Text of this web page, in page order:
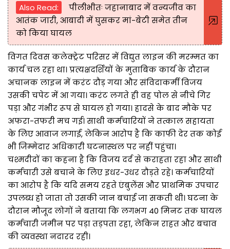
Also Read:
पीलीभीतः जहानाबाद में वन्यजीव का
आतंक जारी, आबादी में घुसकर मां-बेटी समेत तीन
को किया घायल
विगत दिवस कलेक्ट्रेट परिसर में विद्युत लाइन की मरम्मत का
कार्य चल रहा था। प्रत्यक्षदर्शियों के मुताबिक कार्य के दौरान
अचानक लाइन में करंट दौड़ गया और संविदाकर्मी विजय
उसकी चपेट में आ गया। करंट लगते ही वह पोल से नीचे गिर
पड़ा और गंभीर रूप से घायल हो गया। हादसे के बाद मौके पर
अफरा-तफरी मच गई। साथी कर्मचारियों ने तत्काल सहायता
के लिए आवाज लगाई, लेकिन आरोप है कि काफी देर तक कोई
भी जिम्मेदार अधिकारी घटनास्थल पर नहीं पहुंचा।
चश्मदीदों का कहना है कि विजय दर्द से कराहता रहा और साथी
कर्मचारी उसे बचाने के लिए इधर-उधर दौड़ते रहे। कर्मचारियों
का आरोप है कि यदि समय रहते एंबुलेंस और प्राथमिक उपचार
उपलब्ध हो जाता तो उसकी जान बचाई जा सकती थी। घटना के
दौरान मौजूद लोगों ने बताया कि लगभग 40 मिनट तक घायल
कर्मचारी जमीन पर पड़ा तड़पता रहा, लेकिन राहत और बचाव
की व्यवस्था नदारद रही।